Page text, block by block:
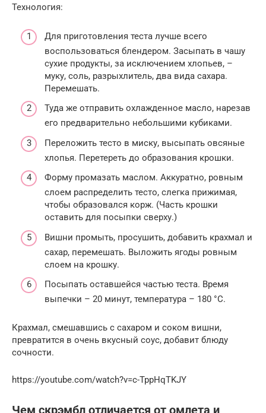
Технология:
Для приготовления теста лучше всего
воспользоваться блендером. Засыпать в чашу
сухие продукты, за исключением хлопьев, –
муку, соль, разрыхлитель, два вида сахара.
Перемешать.
Туда же отправить охлажденное масло, нарезав
его предварительно небольшими кубиками.
Переложить тесто в миску, высыпать овсяные
хлопья. Перетереть до образования крошки.
Форму промазать маслом. Аккуратно, ровным
слоем распределить тесто, слегка прижимая,
чтобы образовался корж. (Часть крошки
оставить для посыпки сверху.)
Вишни промыть, просушить, добавить крахмал и
сахар, перемешать. Выложить ягоды ровным
слоем на крошку.
Посыпать оставшейся частью теста. Время
выпечки – 20 минут, температура – 180 °С.
Крахмал, смешавшись с сахаром и соком вишни,
превратится в очень вкусный соус, добавит блюду
сочности.
https://youtube.com/watch?v=c-TppHqTKJY
Чем скрэмбл отличается от омлета и